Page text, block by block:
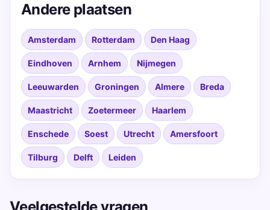
Andere plaatsen
Amsterdam Rotterdam Den Haag
Eindhoven Arnhem Nijmegen
Leeuwarden Groningen Almere Breda
Maastricht Zoetermeer Haarlem
Enschede Soest Utrecht Amersfoort
Tilburg Delft Leiden